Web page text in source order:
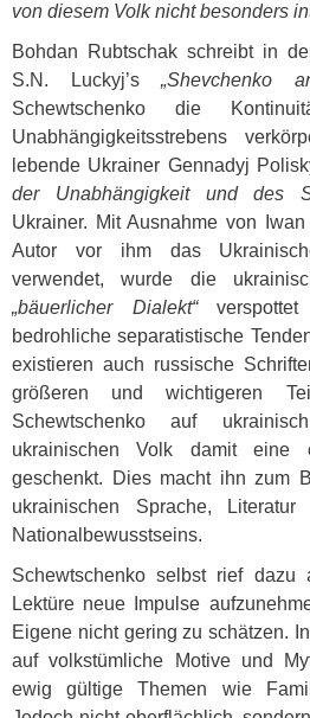
von diesem Volk nicht besonders
Bohdan Rubtschak schreibt in
S.N. Luckyj’s„Shevchenko
Schewtschenko die
Unabhängigkeitsstrebens
lebende Ukrainer Gennadyj
der Unabhängigkeit und des
Ukrainer. Mit Ausnahme von
Autor vor ihm das
verwendet, wurde die
„bäuerlicher Dialekt“
bedrohliche separatistische
existieren auch russische
größeren und wichtigeren
Schewtschenko auf
ukrainischen Volk damit eine
geschenkt. Dies macht ihn zum
ukrainischen Sprache,
Nationalbewusstseins.
Schewtschenko selbst rief dazu
Lektüre neue Impulse
Eigene nicht gering zu schätzen.
auf volkstümliche Motive und
ewig gültige Themen wie